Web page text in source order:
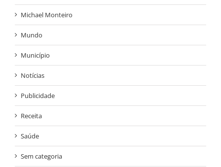
Michael Monteiro
Mundo
Município
Notícias
Publicidade
Receita
Saúde
Sem categoria